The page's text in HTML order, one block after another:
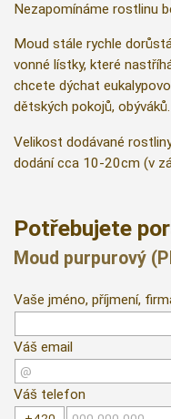
Nezapomínáme rostlinu
Moud stále rychle
vonné lístky, které
chcete dýchat
dětských pokojů, obýváků.
Velikost dodávané
dodání cca 10-20cm (v
Potřebujete
Moud purpurový
Vaše jméno, příjmení,
Váš email
Váš telefon